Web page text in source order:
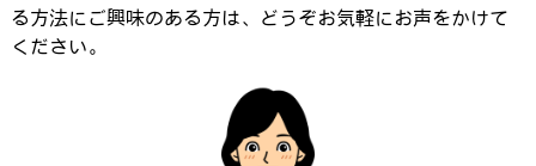
る方法にご興味のある方は、どうぞお気軽にお声をかけて
ください。